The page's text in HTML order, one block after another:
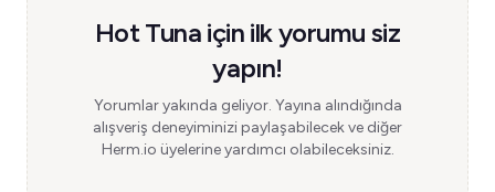
Hot Tuna için ilk yorumu siz
yapın!
Yorumlar yakında geliyor. Yayına alındığında
alışveriş deneyiminizi paylaşabilecek ve diğer
Herm.io üyelerine yardımcı olabileceksiniz.